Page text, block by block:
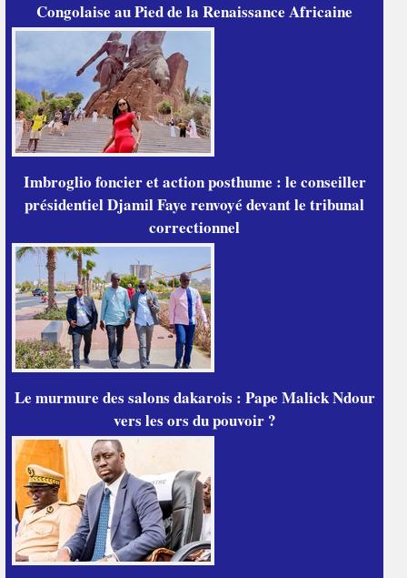
Congolaise au Pied de la Renaissance Africaine
Imbroglio foncier et action posthume : le conseiller
présidentiel Djamil Faye renvoyé devant le tribunal
correctionnel
Le murmure des salons dakarois : Pape Malick Ndour
vers les ors du pouvoir ?